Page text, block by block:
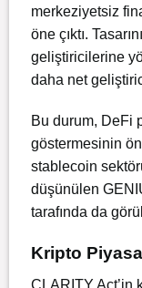
merkeziyetsiz
öne çıktı.
geliştiricilerine
daha net
Bu durum, DeFi
göstermesinin
stablecoin
düşünülen
tarafında da
Kripto
CLARITY Act’in